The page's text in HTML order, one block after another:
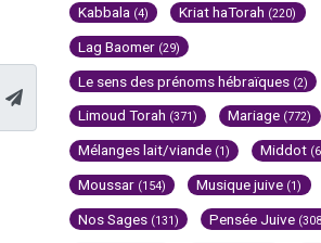
Kabbala (4) Kriat haTorah (220)
Lag Baomer (29)
Le sens des prénoms hébraïques (2)
Limoud Torah (371) Mariage (772)
Mélanges lait/viande (1) Middot
Moussar (154) Musique juive (1)
Nos Sages (131) Pensée Juive